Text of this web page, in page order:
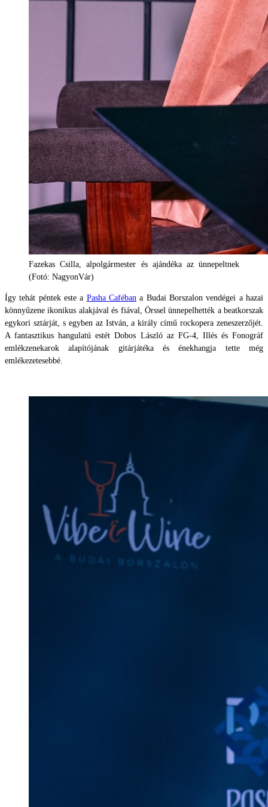
Fazekas Csilla, alpolgármester és ajándéka az ünnepeltnek
(Fotó: NagyonVár)
Így tehát péntek este a Pasha Caféban a Budai Borszalon vendégei a hazai
könnyűzene ikonikus alakjával és fiával, Örssel ünnepelhették a beatkorszak
egykori sztárját, s egyben az István, a király című rockopera zeneszerzőjét.
A fantasztikus hangulatú estét Dobos László az FG-4, Illés és Fonográf
emlékzenekarok alapítójának gitárjátéka és énekhangja tette még
emlékezetesebbé.